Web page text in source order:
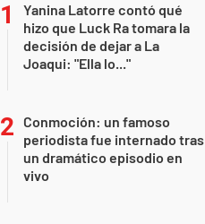
Yanina Latorre contó qué
hizo que Luck Ra tomara la
decisión de dejar a La
Joaqui: "Ella lo..."
Conmoción: un famoso
periodista fue internado tras
un dramático episodio en
vivo